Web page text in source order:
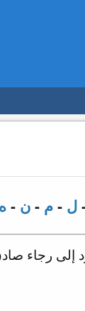
ل - م - ن - ه
رجاء